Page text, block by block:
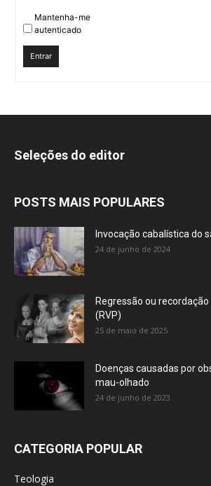
Mantenha-me
autenticado
Entrar
Seleções do editor
POSTS MAIS POPULARES
Invocação cabalística do
24 de junho de 2024
Regressão ou
(RVP)
25 de maio de 2025
Doenças causadas por
mau-olhado
24 de junho de 2023
CATEGORIA POPULAR
Teologia